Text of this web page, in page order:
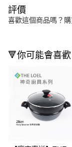
評價
喜歡這個商品嗎？
🔻你可能會喜歡